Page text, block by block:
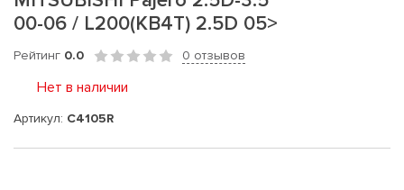
00-06 / L200(KB4T) 2.5D 05>
Рейтинг 0.0 0 отзывов
Нет в наличии
Артикул: C4105R